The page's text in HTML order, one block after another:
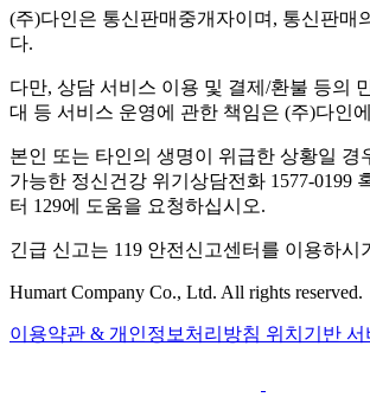
(주)다인은 통신판매중개자이며, 통신판매
다.
다만, 상담 서비스 이용 및 결제/환불 등의
대 등 서비스 운영에 관한 책임은 (주)다인
본인 또는 타인의 생명이 위급한 상황일 경
가능한 정신건강 위기상담전화 1577-0199
터 129에 도움을 요청하십시오.
긴급 신고는 119 안전신고센터를 이용하시
Humart Company Co., Ltd. All rights reserved.
이용약관 & 개인정보처리방침 위치기반